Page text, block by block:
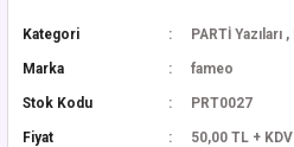
Kategori PARTİ Yazıları ,
Marka fameo
Stok Kodu PRT0027
Fiyat 50,00 TL + KDV